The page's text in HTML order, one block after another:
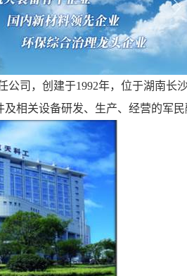
公司，创建于1992年，位于湖南长
相关设备研发、生产、经营的军民